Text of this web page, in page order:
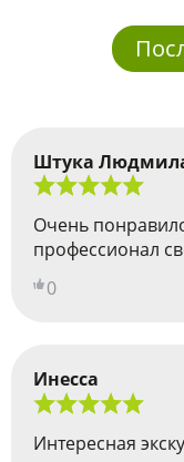
Штука
Очень
профессионал
0
Инесса
Интересная